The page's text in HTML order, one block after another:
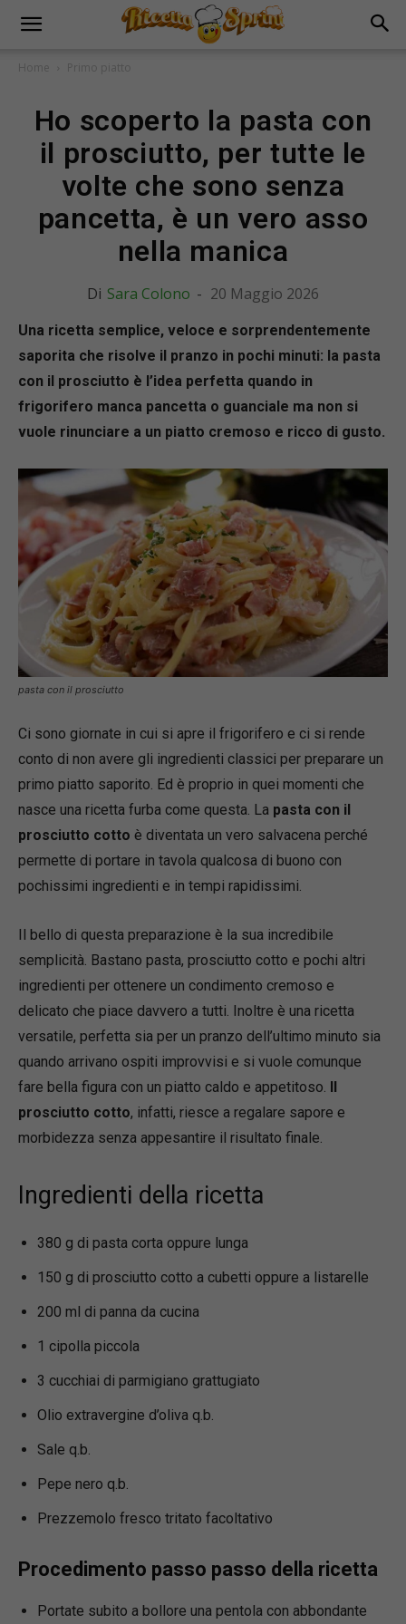
Home Primo piatto
Ho scoperto la pasta con
il prosciutto, per tutte le
volte che sono senza
pancetta, è un vero asso
nella manica
Di Sara Colono - 20 Maggio 2026
Una ricetta semplice, veloce e sorprendentemente
saporita che risolve il pranzo in pochi minuti: la pasta
con il prosciutto è l’idea perfetta quando in
frigorifero manca pancetta o guanciale ma non si
vuole rinunciare a un piatto cremoso e ricco di gusto.
pasta con il prosciutto
Ci sono giornate in cui si apre il frigorifero e ci si rende
conto di non avere gli ingredienti classici per preparare un
primo piatto saporito. Ed è proprio in quei momenti che
nasce una ricetta furba come questa. La pasta con il
prosciutto cotto è diventata un vero salvacena perché
permette di portare in tavola qualcosa di buono con
pochissimi ingredienti e in tempi rapidissimi.
Il bello di questa preparazione è la sua incredibile
semplicità. Bastano pasta, prosciutto cotto e pochi altri
ingredienti per ottenere un condimento cremoso e
delicato che piace davvero a tutti. Inoltre è una ricetta
versatile, perfetta sia per un pranzo dell’ultimo minuto sia
quando arrivano ospiti improvvisi e si vuole comunque
fare bella figura con un piatto caldo e appetitoso. Il
prosciutto cotto, infatti, riesce a regalare sapore e
morbidezza senza appesantire il risultato finale.
Ingredienti della ricetta
380 g di pasta corta oppure lunga
150 g di prosciutto cotto a cubetti oppure a listarelle
200 ml di panna da cucina
1 cipolla piccola
3 cucchiai di parmigiano grattugiato
Olio extravergine d’oliva q.b.
Sale q.b.
Pepe nero q.b.
Prezzemolo fresco tritato facoltativo
Procedimento passo passo della ricetta
Portate subito a bollore una pentola con abbondante